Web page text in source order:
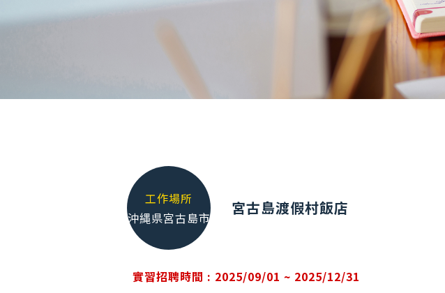
工作場所
沖縄県宮古島市
宮古島渡假村飯店
實習招聘時間 : 2025/09/01 ~ 2025/12/31